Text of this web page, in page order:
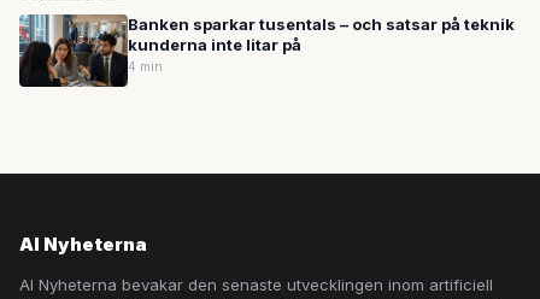
Banken sparkar tusentals – och satsar på teknik
kunderna inte litar på
4 min
AI Nyheterna
AI Nyheterna bevakar den senaste utvecklingen inom artificiell